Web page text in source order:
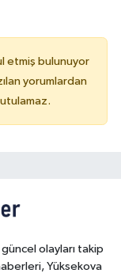
etmiş bulunuyor
yorumlardan
olayları takip
Yüksekova